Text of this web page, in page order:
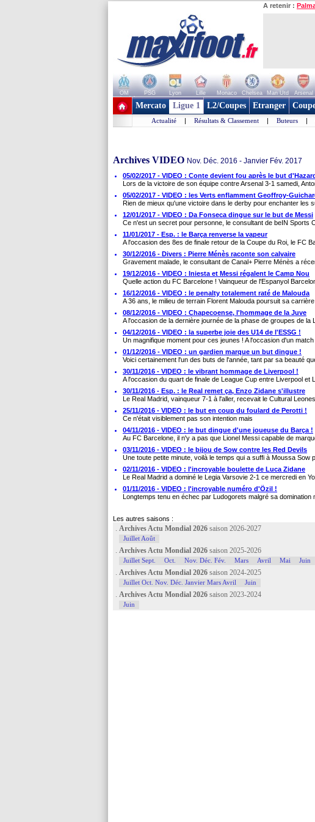
A retenir :
OM PSG Lyon Lille Monaco Chelsea Man Utd Arsenal
+ de clubs
Mercato Ligue 1 L2/Coupes Etranger
Actualité | Résultats & Classement | Buteurs |
Archives VIDEO Nov. Déc. 2016 - Janvier Fév. 2017
05/02/2017 - VIDEO : Conte devient fou après le but
Lors de la victoire de son équipe contre Arsenal 3-1 samedi,
05/02/2017 - VIDEO : les Verts enflamment Geoffroy-
Rien de mieux qu'une victoire dans le derby pour enchanter les
12/01/2017 - VIDEO : Da Fonseca dingue sur le but de Messi
Ce n'est un secret pour personne, le consultant de beIN Sports
11/01/2017 - Esp. : le Barça renverse la vapeur
A l'occasion des 8es de finale retour de la Coupe du Roi, le FC
30/12/2016 - Divers : Pierre Ménès raconte son calvaire
Gravement malade, le consultant de Canal+ Pierre Ménès a
19/12/2016 - VIDEO : Iniesta et Messi régalent le Camp Nou
Quelle action du FC Barcelone ! Vainqueur de l'Espanyol
16/12/2016 - VIDEO : le penalty totalement raté de Malouda
A 36 ans, le milieu de terrain Florent Malouda poursuit sa carrière
08/12/2016 - VIDEO : Chapecoense, l'hommage de la Juve
A l'occasion de la dernière journée de la phase de groupes de la
04/12/2016 - VIDEO : la superbe joie des U14 de l'ESSG !
Un magnifique moment pour ces jeunes ! A l'occasion d'un match
01/12/2016 - VIDEO : un gardien marque un but dingue !
Voici certainement l'un des buts de l'année, tant par sa beauté
30/11/2016 - VIDEO : le vibrant hommage de Liverpool !
A l'occasion du quart de finale de League Cup entre Liverpool et
30/11/2016 - Esp. : le Real remet ça, Enzo Zidane s'illustre
Le Real Madrid, vainqueur 7-1 à l'aller, recevait le Cultural
25/11/2016 - VIDEO : le but en coup du foulard de Perotti !
Ce n'était visiblement pas son intention mais
04/11/2016 - VIDEO : le but dingue d'une joueuse du Barça !
Au FC Barcelone, il n'y a pas que Lionel Messi capable de
03/11/2016 - VIDEO : le bijou de Sow contre les Red Devils
Une toute petite minute, voilà le temps qui a suffi à Moussa Sow
02/11/2016 - VIDEO : l'incroyable boulette de Luca Zidane
Le Real Madrid a dominé le Legia Varsovie 2-1 ce mercredi en
01/11/2016 - VIDEO : l'incroyable numéro d'Özil !
Longtemps tenu en échec par Ludogorets malgré sa domination
Les autres saisons :
. Archives Actu Mondial 2026 saison 2026-2027
Juillet Août
. Archives Actu Mondial 2026 saison 2025-2026
Juillet Sept. Oct. Nov. Déc. Fév. Mars Avril Mai Juin
. Archives Actu Mondial 2026 saison 2024-2025
Juillet Oct. Nov. Déc. Janvier Mars Avril Juin
. Archives Actu Mondial 2026 saison 2023-2024
Juin